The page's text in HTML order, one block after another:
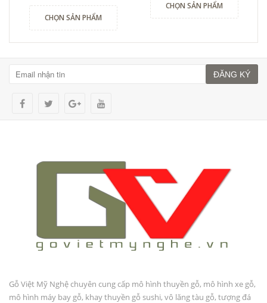
CHỌN SẢN PHẨM
CHỌN SẢN PHẨM
ĐĂNG KÝ
Gỗ Việt Mỹ Nghệ chuyên cung cấp mô hình thuyền gỗ, mô hình xe gỗ,
mô hình máy bay gỗ, khay thuyền gỗ sushi, vô lăng tàu gỗ, tượng đá